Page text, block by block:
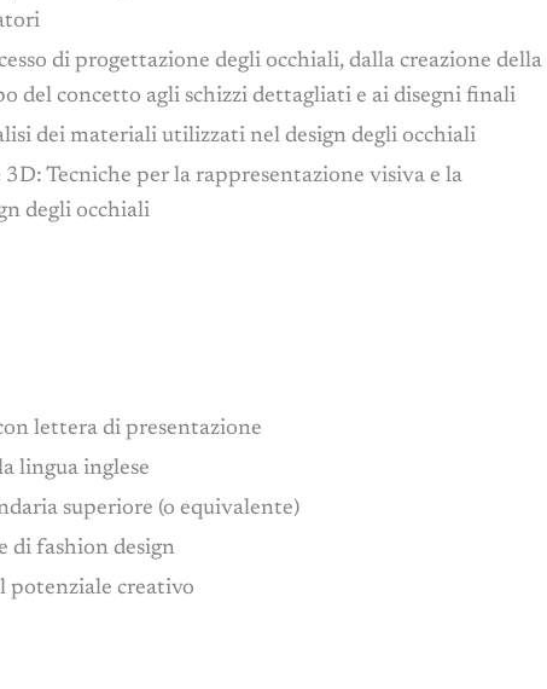
di progettazione degli occhiali, dalla creazione della
del concetto agli schizzi dettagliati e ai disegni finali
dei materiali utilizzati nel design degli occhiali
Tecniche per la rappresentazione visiva e la
degli occhiali
lettera di presentazione
lingua inglese
superiore (o equivalente)
di fashion design
potenziale creativo